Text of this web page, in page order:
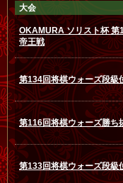
大会
OKAMURA ソリスト杯 第
帝王戦
第134回将棋ウォーズ段級
第116回将棋ウォーズ勝ち
第133回将棋ウォーズ段級